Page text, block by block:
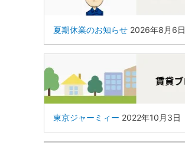
夏期休業のお知らせ 2026年8月6日
東京ジャーミィー 2022年10月3日